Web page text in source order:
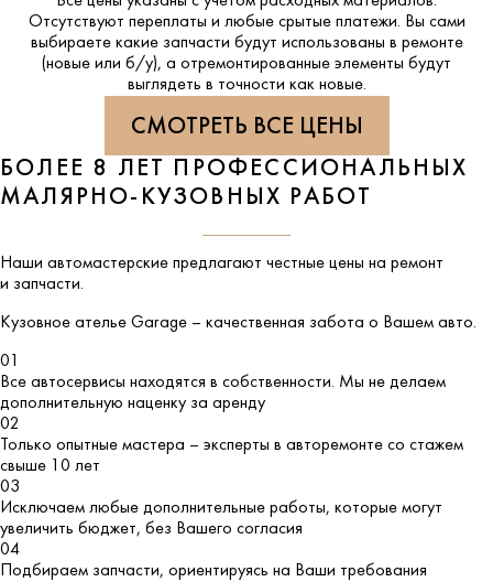
Отсутствуют переплаты и любые срытые платежи. Вы сами
выбираете какие запчасти будут использованы в ремонте
(новые или б/у), а отремонтированные элементы будут
выглядеть в точности как новые.
СМОТРЕТЬ ВСЕ ЦЕНЫ
БОЛЕЕ 8 ЛЕТ ПРОФЕССИОНАЛЬНЫХ
МАЛЯРНО-КУЗОВНЫХ РАБОТ
Наши автомастерские предлагают честные цены на ремонт
и запчасти.
Кузовное ателье Garage – качественная забота о Вашем авто.
01
Все автосервисы находятся в собственности. Мы не делаем
дополнительную наценку за аренду
02
Только опытные мастера – эксперты в авторемонте со стажем
свыше 10 лет
03
Исключаем любые дополнительные работы, которые могут
увеличить бюджет, без Вашего согласия
04
Подбираем запчасти, ориентируясь на Ваши требования